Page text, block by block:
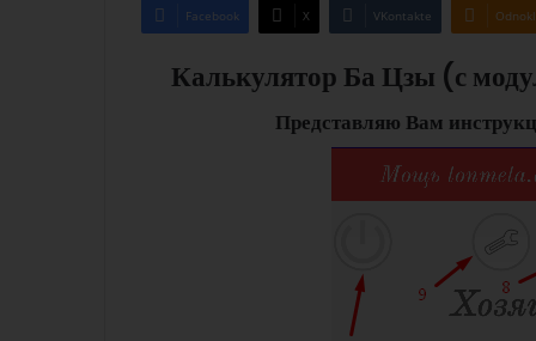
email
Facebook X VKontakte
Калькулятор Ба Цзы (с
Представляю Вам